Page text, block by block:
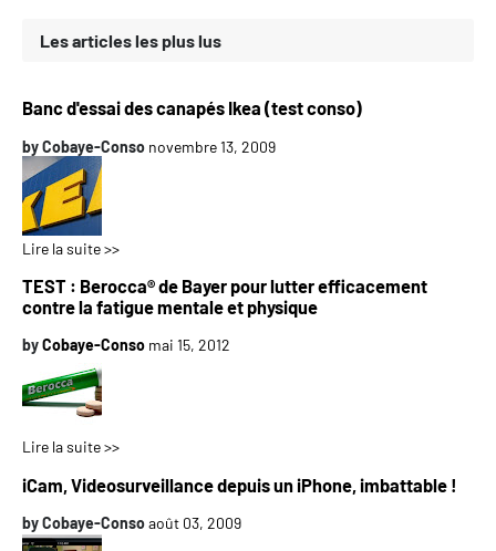
Les articles les plus lus
Banc d'essai des canapés Ikea (test conso)
byCobaye-Conso novembre 13, 2009
Lire la suite >>
TEST : Berocca® de Bayer pour lutter efficacement
contre la fatigue mentale et physique
byCobaye-Conso mai 15, 2012
Lire la suite >>
iCam, Videosurveillance depuis un iPhone, imbattable !
byCobaye-Consoaoût 03, 2009